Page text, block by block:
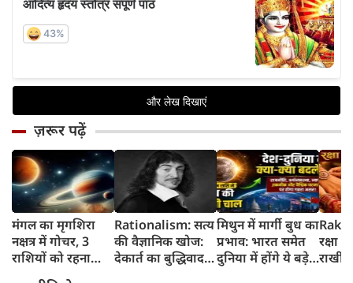
ज़रूर पढ़ें
मंगल का मृगशिरा
नक्षत्र में गोचर, 3
राशियों को रहना
Rationalism: सत्य
की वैज्ञानिक खोज:
देकार्त का बुद्धिवाद
मिथुन में मार्गी बुध का
प्रभाव: भारत समेत
दुनिया में होंगे ये बड़े
रक्षा
राखी